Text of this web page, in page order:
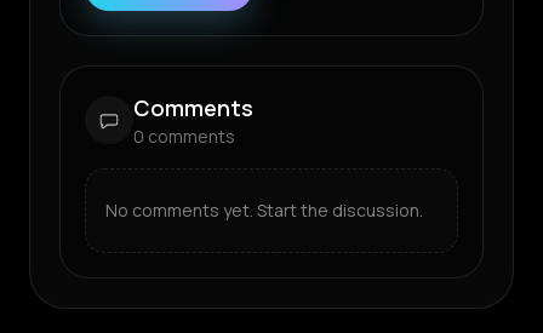
Comments
0 comments
No comments yet. Start the discussion.